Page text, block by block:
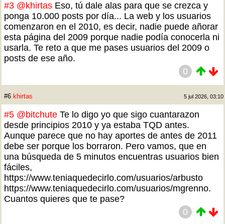
#3 @khirtas Eso, tú dale alas para que se crezca y
ponga 10.000 posts por día... La web y los usuarios
comenzaron en el 2010, es decir, nadie puede añorar
esta página del 2009 porque nadie podía conocerla ni
usarla. Te reto a que me pases usuarios del 2009 o
posts de ese año.
0
#6 khirtas 5 jul 2026, 03:10
#5 @bitchute Te lo digo yo que sigo cuantarazon
desde principios 2010 y ya estaba TQD antes.
Aunque parece que no hay aportes de antes de 2011
debe ser porque los borraron. Pero vamos, que en
una búsqueda de 5 minutos encuentras usuarios bien
fáciles,
https://www.teniaquedecirlo.com/usuarios/arbusto
https://www.teniaquedecirlo.com/usuarios/mgrenno.
Cuantos quieres que te pase?
0